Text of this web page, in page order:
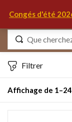
Congés d'été
Affichage de
Filtrer